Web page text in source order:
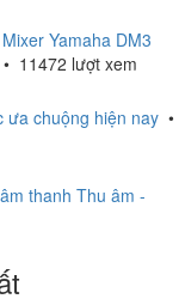
Yamaha DM3
• 11472 lượt xem
ưa chuộng hiện nay •
thanh Thu âm -